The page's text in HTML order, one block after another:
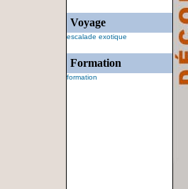
Voyage
escalade exotique
Formation
formation